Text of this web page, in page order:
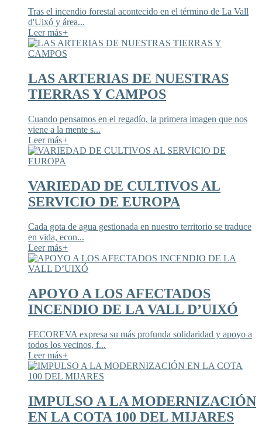
Tras el incendio forestal acontecido en el término de La Vall
d'Uixó y área...
Leer más+
LAS ARTERIAS DE NUESTRAS
TIERRAS Y CAMPOS
Cuando pensamos en el regadío, la primera imagen que nos
viene a la mente s...
Leer más+
VARIEDAD DE CULTIVOS AL
SERVICIO DE EUROPA
Cada gota de agua gestionada en nuestro territorio se traduce
en vida, econ...
Leer más+
APOYO A LOS AFECTADOS
INCENDIO DE LA VALL D’UIXÓ
FECOREVA expresa su más profunda solidaridad y apoyo a
todos los vecinos, f...
Leer más+
IMPULSO A LA MODERNIZACIÓN
EN LA COTA 100 DEL MIJARES